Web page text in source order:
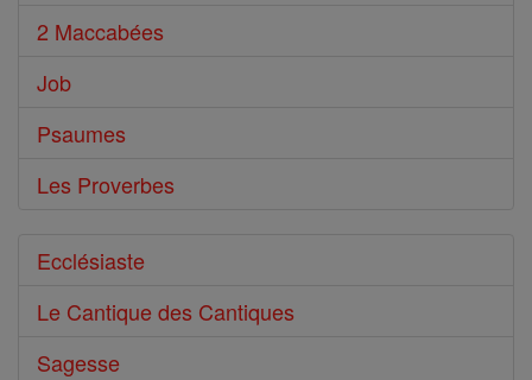
2 Maccabées
Job
Psaumes
Les Proverbes
Ecclésiaste
Le Cantique des Cantiques
Sagesse